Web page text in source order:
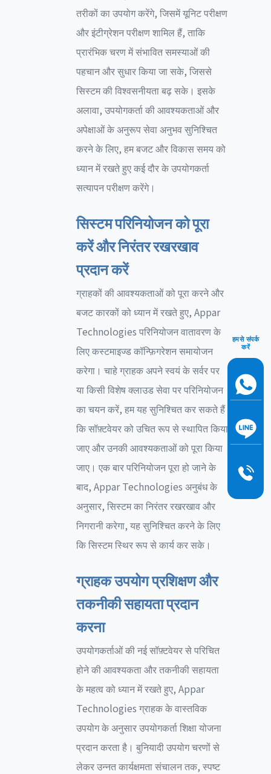
तरीकों का उपयोग करेंगे, जिसमें यूनिट परीक्षण
और इंटीग्रेशन परीक्षण शामिल हैं, ताकि
प्रारंभिक चरण में संभावित समस्याओं की
पहचान और सुधार किया जा सके, जिससे
सिस्टम की विश्वसनीयता बढ़ सके। इसके
अलावा, उपयोगकर्ता की आवश्यकताओं और
अपेक्षाओं के अनुरूप सेवा अनुभव सुनिश्चित
करने के लिए, हम बजट और विकास समय को
ध्यान में रखते हुए कई दौर के उपयोगकर्ता
सत्यापन परीक्षण करेंगे।
सिस्टम परिनियोजन को पूरा
करें और निरंतर रखरखाव
प्रदान करें
ग्राहकों की आवश्यकताओं को पूरा करने और
बजट कारकों को ध्यान में रखते हुए, Appar
Technologies परिनियोजन वातावरण के
लिए कस्टमाइज्ड कॉन्फ़िगरेशन समायोजन
करेगा। चाहे ग्राहक अपने स्वयं के सर्वर पर
या किसी विशेष क्लाउड सेवा पर परिनियोजन
का चयन करें, हम यह सुनिश्चित कर सकते हैं
कि सॉफ़्टवेयर को उचित रूप से स्थापित किया
जाए और उनकी आवश्यकताओं को पूरा किया
जाए। एक बार परिनियोजन पूरा हो जाने के
बाद, Appar Technologies अनुबंध के
अनुसार, सिस्टम का निरंतर रखरखाव और
निगरानी करेगा, यह सुनिश्चित करने के लिए
कि सिस्टम स्थिर रूप से कार्य कर सके।
ग्राहक उपयोग प्रशिक्षण और
तकनीकी सहायता प्रदान
करना
उपयोगकर्ताओं की नई सॉफ़्टवेयर से परिचित
होने की आवश्यकता और तकनीकी सहायता
के महत्व को ध्यान में रखते हुए, Appar
Technologies ग्राहक के वास्तविक
उपयोग के अनुसार उपयोगकर्ता शिक्षा योजना
प्रदान करता है। बुनियादी उपयोग चरणों से
लेकर उन्नत कार्यक्षमता संचालन तक, स्पष्ट
हमसे संपर्क
करें